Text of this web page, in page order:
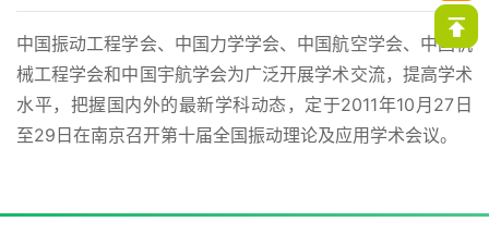
中国振动工程学会、中国力学学会、中国航空学会、中国机
械工程学会和中国宇航学会为广泛开展学术交流，提高学术
水平，把握国内外的最新学科动态，定于2011年10月27日
至29日在南京召开第十届全国振动理论及应用学术会议。